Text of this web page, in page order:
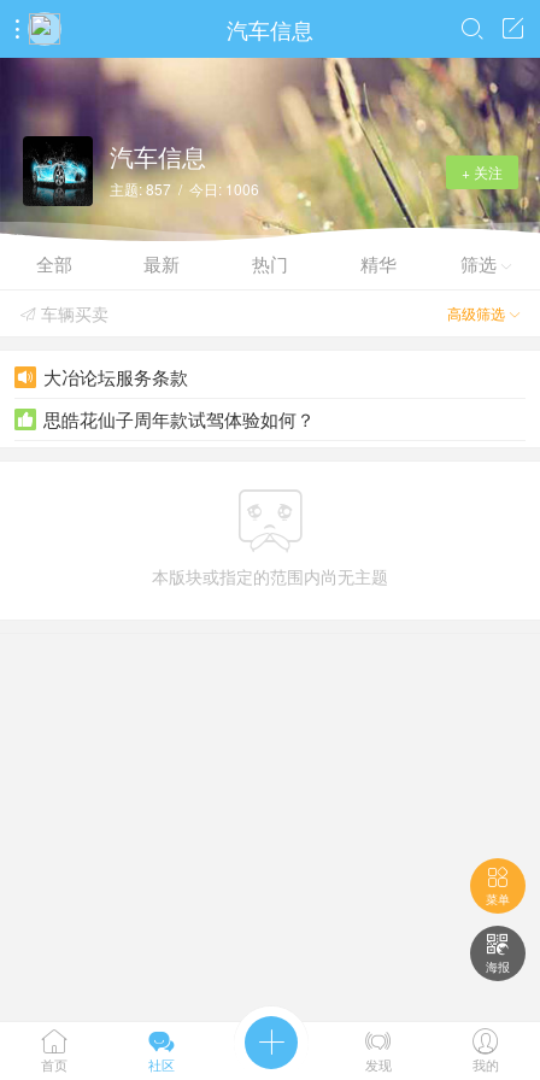
 汽车信息 

+ 关注
汽车信息
主题: 857 / 今日: 1006
全部 最新 热门 精华 筛选 
高级筛选 
 车辆买卖
 大冶论坛服务条款
 思皓花仙子周年款试驾体验如何？

本版块或指定的范围内尚无主题

菜单

海报

首页

社区
 
发现

我的